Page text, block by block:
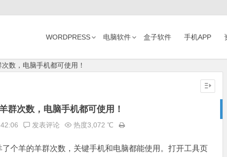
WORDPRESS 电脑软件 盒子软件 手机APP
数，电脑手机都可使用！
群次数，电脑手机都可使用！
发表评论 热度3,072 ℃
个羊的羊群次数，关键手机和电脑都能使用。打开工具页